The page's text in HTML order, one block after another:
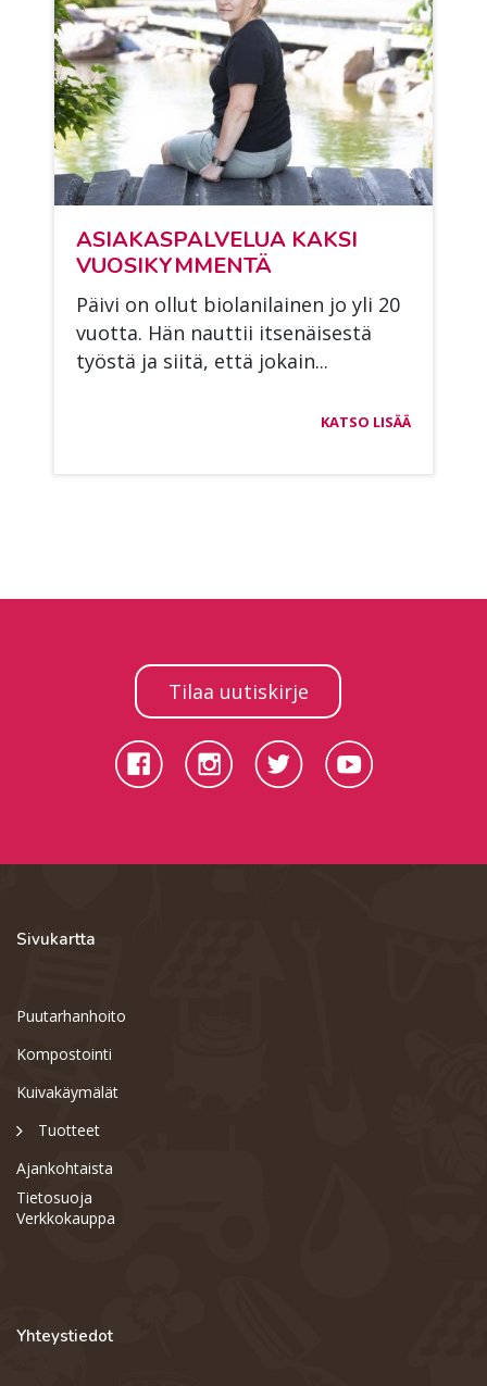
ASIA­KAS­PAL­VE­LUA KAK­SI
VUO­SI­KYM­MEN­TÄ
Päi­vi on ol­lut bio­la­ni­lai­nen jo yli 20
vuot­ta. Hän naut­tii it­se­näi­ses­tä
työs­tä ja sii­tä, että jo­kain...
KATSO LISÄÄ
Tilaa uutiskirje
Sivukartta
Puutarhanhoito
Kompostointi
Kuivakäymälät
Tuotteet
Ajankohtaista
Tietosuoja
Verkkokauppa
Yhteystiedot